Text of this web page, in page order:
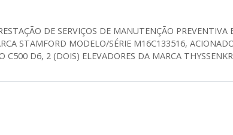
DE SERVIÇOS DE MANUTENÇÃO
STAMFORD MODELO/SÉRIE M16C133516,
D6, 2 (DOIS) ELEVADORES DA MARCA